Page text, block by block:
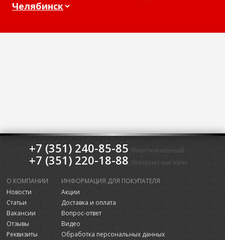
+7 (351) 240-85-85 Многоканальный
+7 (351) 220-18-88 Интернет-магазин
О КОМПАНИИ
Новости
Статьи
Вакансии
Отзывы
Реквизиты
ИНФОРМАЦИЯ ДЛЯ ПОКУПАТЕЛЯ
Акции
Доставка и оплата
Вопрос-ответ
Видео
Обработка персональных данных